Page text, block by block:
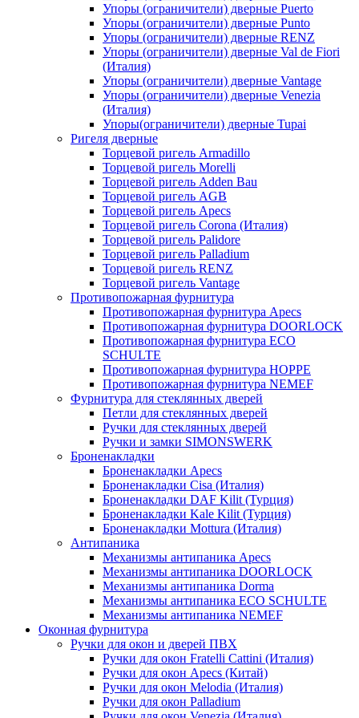
Упоры (ограничители) дверные Puerto
Упоры (ограничители) дверные Punto
Упоры (ограничители) дверные RENZ
Упоры (ограничители) дверные Val de Fiori
(Италия)
Упоры (ограничители) дверные Vantage
Упоры (ограничители) дверные Venezia
(Италия)
Упоры(ограничители) дверные Tupai
Ригеля дверные
Торцевой ригель Armadillo
Торцевой ригель Morelli
Торцевой ригель Adden Bau
Торцевой ригель AGB
Торцевой ригель Apecs
Торцевой ригель Corona (Италия)
Торцевой ригель Palidore
Торцевой ригель Palladium
Торцевой ригель RENZ
Торцевой ригель Vantage
Противопожарная фурнитура
Противопожарная фурнитура Apecs
Противопожарная фурнитура DOORLOCK
Противопожарная фурнитура ECO
SCHULTE
Противопожарная фурнитура HOPPE
Противопожарная фурнитура NEMEF
Фурнитура для стеклянных дверей
Петли для стеклянных дверей
Ручки для стеклянных дверей
Ручки и замки SIMONSWERK
Броненакладки
Броненакладки Apecs
Броненакладки Cisa (Италия)
Броненакладки DAF Kilit (Турция)
Броненакладки Kale Kilit (Турция)
Броненакладки Mottura (Италия)
Антипаника
Механизмы антипаника Apecs
Механизмы антипаника DOORLOCK
Механизмы антипаника Dorma
Механизмы антипаника ECO SCHULTE
Механизмы антипаника NEMEF
Оконная фурнитура
Ручки для окон и дверей ПВХ
Ручки для окон Fratelli Cattini (Италия)
Ручки для окон Apecs (Китай)
Ручки для окон Melodia (Италия)
Ручки для окон Palladium